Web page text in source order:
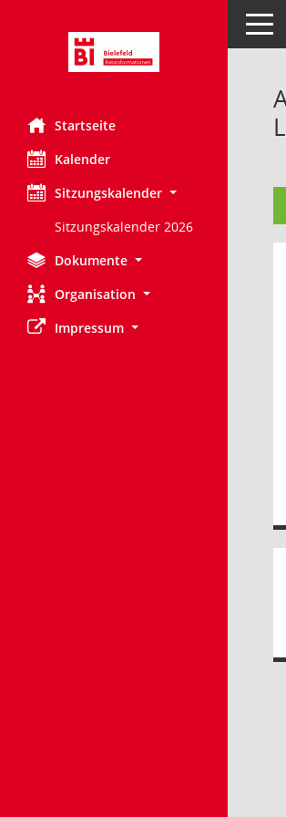
Startseite
Kalender
Sitzungskalender
Sitzungskalender 2026
Dokumente
Organisation
Impressum